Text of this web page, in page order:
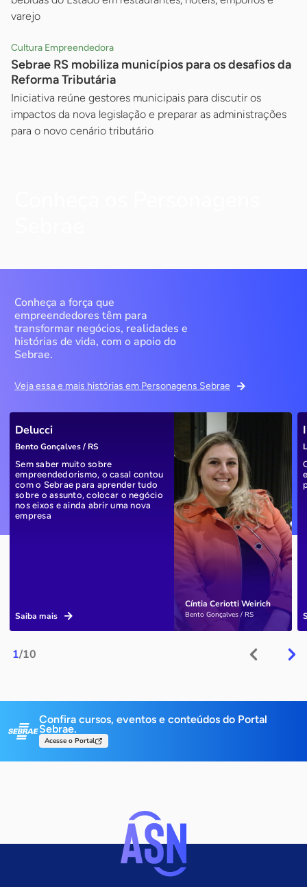
varejo
Cultura Empreendedora
Sebrae RS mobiliza municípios para os desafios da
Reforma Tributária
Iniciativa reúne gestores municipais para discutir os
impactos da nova legislação e preparar as administrações
para o novo cenário tributário
Conheça a força que
empreendedores têm para
transformar negócios, realidades e
histórias de vida, com o apoio do
Sebrae.
Veja essa e mais histórias em Personagens Sebrae
1/10
Cíntia Ceriotti Weirich
Bento Gonçalves / RS
Delucci
Bento Gonçalves / RS
Sem saber muito sobre
empreendedorismo, o casal contou
com o Sebrae para aprender tudo
sobre o assunto, colocar o negócio
nos eixos e ainda abrir uma nova
empresa
Saiba mais
Confira cursos, eventos e conteúdos do Portal
Sebrae.
Acesse o Portal